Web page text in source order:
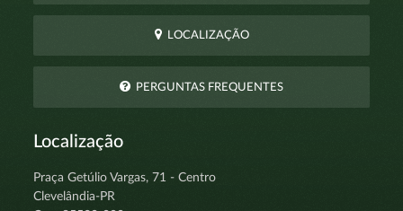
LOCALIZAÇÃO
PERGUNTAS FREQUENTES
Localização
Praça Getúlio Vargas, 71 - Centro
Clevelândia-PR